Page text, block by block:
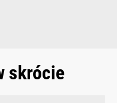
skrócie